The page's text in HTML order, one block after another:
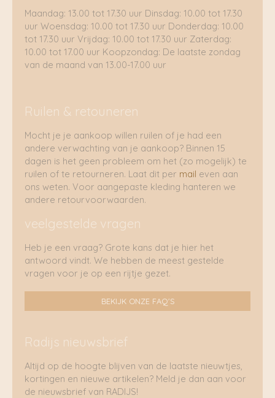
Maandag: 13.00 tot 17.30 uur Dinsdag: 10.00 tot 17.30
uur Woensdag: 10.00 tot 17.30 uur Donderdag: 10.00
tot 17.30 uur Vrijdag: 10.00 tot 17.30 uur Zaterdag:
10.00 tot 17.00 uur Koopzondag: De laatste zondag
van de maand van 13.00-17.00 uur
Ruilen & retouneren
Mocht je je aankoop willen ruilen of je had een
andere verwachting van je aankoop? Binnen 15
dagen is het geen probleem om het (zo mogelijk) te
ruilen of te retourneren. Laat dit per mail even aan
ons weten. Voor aangepaste kleding hanteren we
andere retourvoorwaarden.
veelgestelde vragen
Heb je een vraag? Grote kans dat je hier het
antwoord vindt. We hebben de meest gestelde
vragen voor je op een rijtje gezet.
BEKIJK ONZE FAQ'S
Radijs nieuwsbrief
Altijd op de hoogte blijven van de laatste nieuwtjes,
kortingen en nieuwe artikelen? Meld je dan aan voor
de nieuwsbrief van RADIJS!